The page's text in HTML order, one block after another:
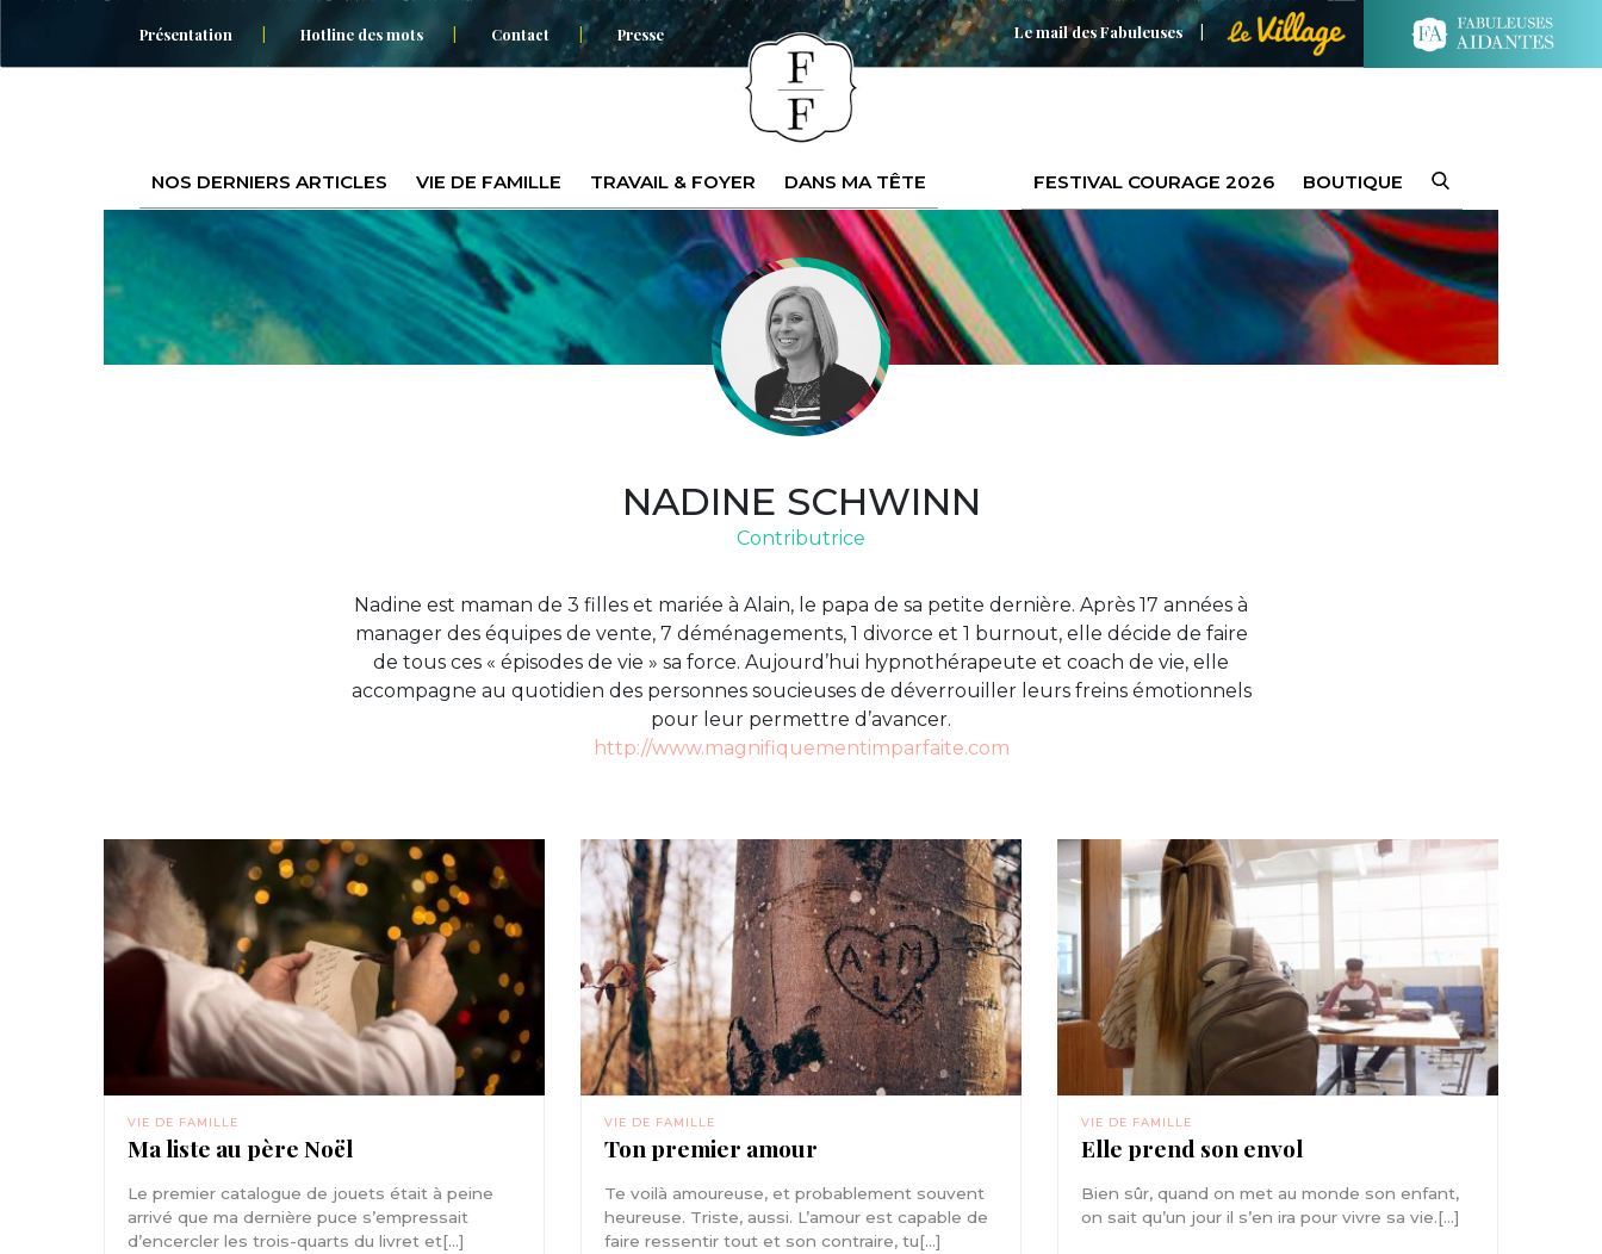
Présentation Hotline des mots Contact Presse Le mail des Fabuleuses
NOS DERNIERS ARTICLES VIE DE FAMILLE TRAVAIL & FOYER DANS MA TÊTE FESTIVAL COURAGE 2026 BOUTIQUE
NADINE SCHWINN
Contributrice
Nadine est maman de 3 filles et mariée à Alain, le papa de sa petite dernière. Après 17 années à
manager des équipes de vente, 7 déménagements, 1 divorce et 1 burnout, elle décide de faire
de tous ces « épisodes de vie » sa force. Aujourd’hui hypnothérapeute et coach de vie, elle
accompagne au quotidien des personnes soucieuses de déverrouiller leurs freins émotionnels
pour leur permettre d’avancer.
http://www.magnifiquementimparfaite.com
VIE DE FAMILLE
Ma liste au père Noël
Le premier catalogue de jouets était à peine
arrivé que ma dernière puce s’empressait
d’encercler les trois-quarts du livret et[...]
VIE DE FAMILLE
Ton premier amour
Te voilà amoureuse, et probablement souvent
heureuse. Triste, aussi. L’amour est capable de
faire ressentir tout et son contraire, tu[...]
VIE DE FAMILLE
Elle prend son envol
Bien sûr, quand on met au monde son enfant,
on sait qu’un jour il s’en ira pour vivre sa vie.[...]